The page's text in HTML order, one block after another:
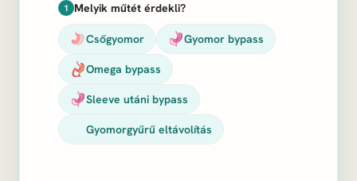
1 Melyik műtét érdekli?
Csőgyomor Gyomor bypass
Omega bypass
Sleeve utáni bypass
Gyomorgyűrű eltávolítás